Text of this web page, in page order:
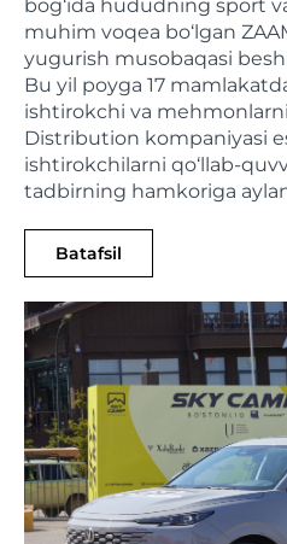
bog‘ida hududning sport
muhim voqea bo‘lgan
yugurish musobaqasi
Bu yil poyga 17
ishtirokchi va
Distribution kompaniyasi
ishtirokchilarni qo‘llab-
tadbirning hamkoriga
Batafsil